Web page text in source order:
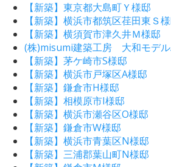
【新築】東京都大島町Ｙ様邸
【新築】横浜市都筑区荏田東Ｓ
【新築】横須賀市津久井Ｍ様邸
(株)misumi建築工房 大和モデル
【新築】茅ケ崎市S様邸
【新築】横浜市戸塚区A様邸
【新築】鎌倉市H様邸
【新築】相模原市I様邸
【新築】横浜市瀬谷区O様邸
【新築】鎌倉市W様邸
【新築】横浜市青葉区N様邸
【新築】三浦郡葉山町N様邸